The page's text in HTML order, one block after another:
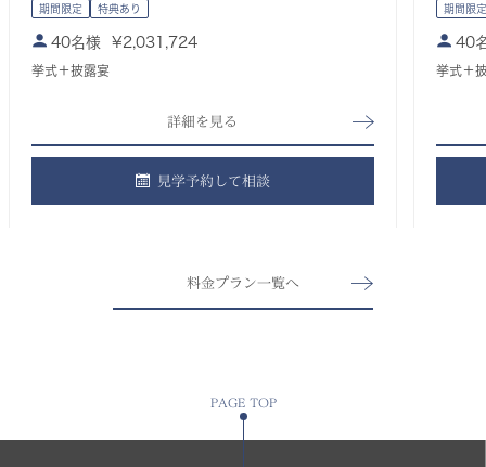
期間限定 特典あり
40名様 ¥2,031,724
挙式＋披露宴
詳細を見る
見学予約して相談
期間限定
40
挙式＋
料金プラン一覧へ
PAGE TOP